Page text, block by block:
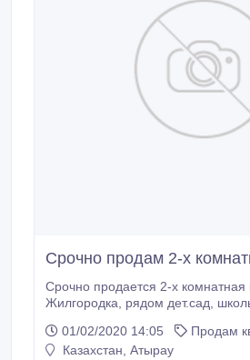
Срочно продам 2-х
Срочно продается 2-х комнатная
Жилгородка, рядом дет.сад, школы №8, 20,
угловая. Квартира частично
кухня, 2-сплит.системы, ковры, душевая кабинка. Не
01/02/2020 14:05
Продам
Казахстан, Атырау